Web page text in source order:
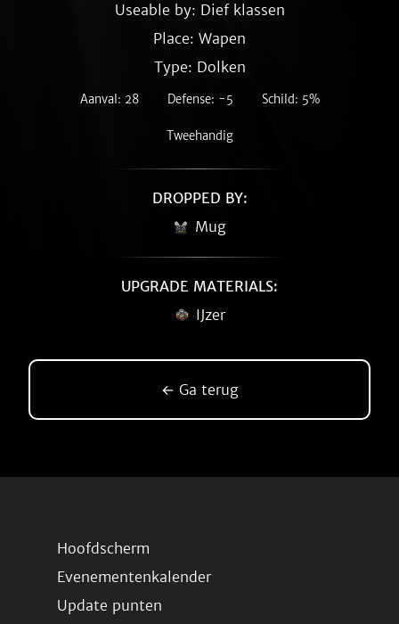
Useable by: Dief klassen
Place: Wapen
Type: Dolken
Aanval: 28 Defense: -5 Schild: 5%
Tweehandig
DROPPED BY:
Mug
UPGRADE MATERIALS:
IJzer
← Ga terug
Hoofdscherm
Evenementenkalender
Update punten